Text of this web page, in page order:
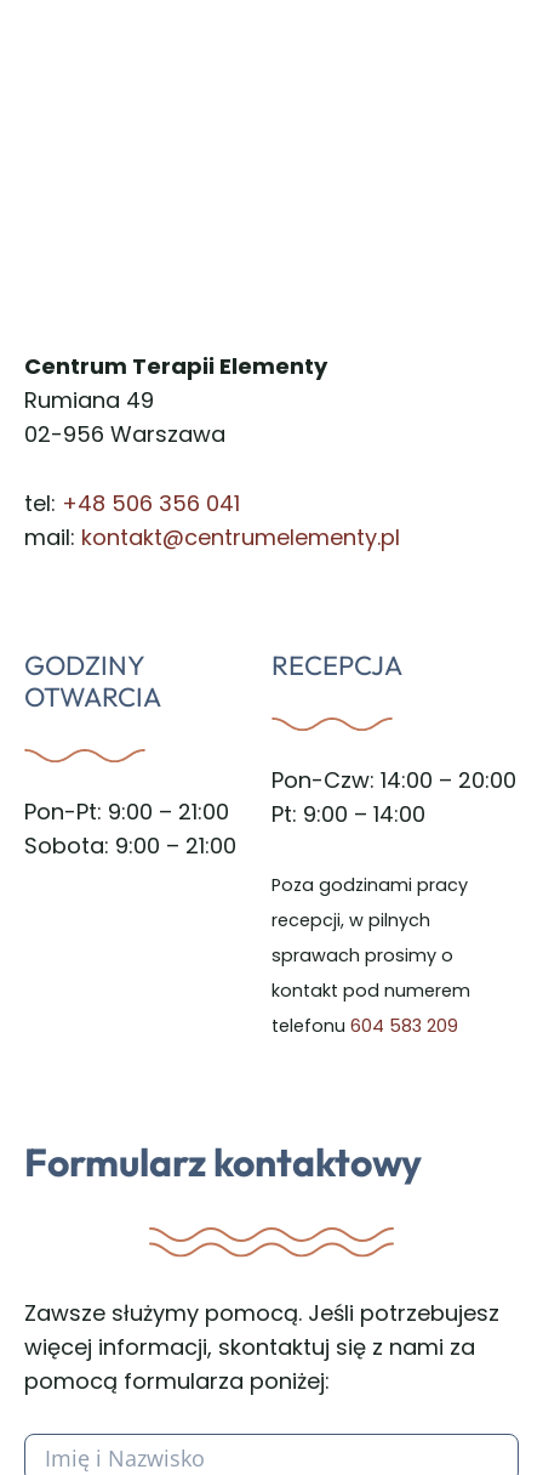
Centrum Terapii Elementy
Rumiana 49
02-956 Warszawa
tel: +48 506 356 041
mail: kontakt@centrumelementy.pl
GODZINY
OTWARCIA
Pon-Pt: 9:00 – 21:00
Sobota: 9:00 – 21:00
RECEPCJA
Pon-Czw: 14:00 – 20:00
Pt: 9:00 – 14:00
Poza godzinami pracy
recepcji, w pilnych
sprawach prosimy o
kontakt pod numerem
telefonu 604 583 209
Formularz kontaktowy
Zawsze służymy pomocą. Jeśli potrzebujesz
więcej informacji, skontaktuj się z nami za
pomocą formularza poniżej:
I
m